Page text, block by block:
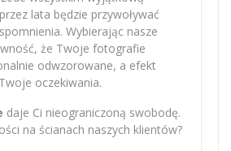
lata będzie przywoływać
Wybierając nasze
że Twoje fotografie
odwzorowane, a efekt
oczekiwania.
daje Ci nieograniczoną swobodę.
na ścianach naszych klientów?